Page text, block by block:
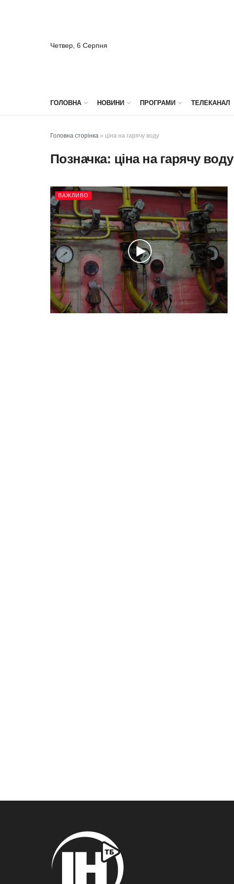
Четвер, 6 Серпня
ГОЛОВНА НОВИНИ ПРОГРАМИ ТЕЛЕКАНАЛ
Головна сторінка » ціна на гарячу воду
Позначка: ціна на гарячу воду
ВАЖЛИВО